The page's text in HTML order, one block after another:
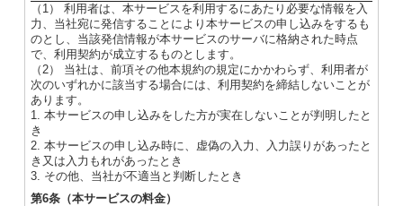
（1） 利用者は、本サービスを利用するにあたり必要な情報を入
力、当社宛に発信することにより本サービスの申し込みをするも
のとし、当該発信情報が本サービスのサーバに格納された時点
で、利用契約が成立するものとします。
（2） 当社は、前項その他本規約の規定にかかわらず、利用者が
次のいずれかに該当する場合には、利用契約を締結しないことが
あります。
1. 本サービスの申し込みをした方が実在しないことが判明したと
き
2. 本サービスの申し込み時に、虚偽の入力、入力誤りがあったと
き又は入力もれがあったとき
3. その他、当社が不適当と判断したとき
第6条（本サービスの料金）